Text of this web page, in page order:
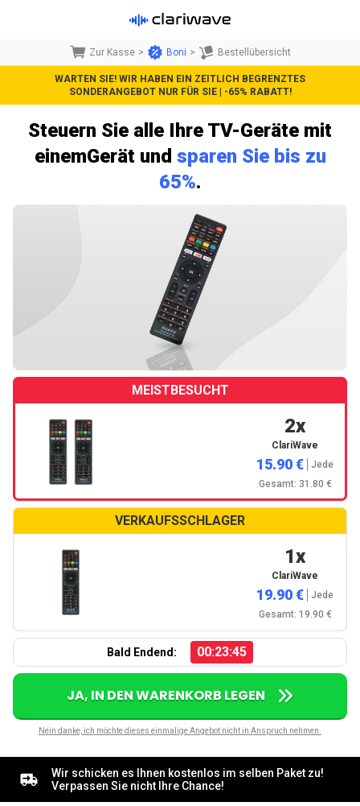
Zur Kasse > Boni > Bestellübersicht
WARTEN SIE! WIR HABEN EIN ZEITLICH BEGRENZTES
SONDERANGEBOT NUR FÜR SIE | -65% RABATT!
Steuern Sie alle Ihre TV-Geräte mit
einemGerät und sparen Sie bis zu
65%.
MEISTBESUCHT
2x
ClariWave
15.90 €
Jede
Gesamt: 31.80 €
VERKAUFSSCHLAGER
1x
ClariWave
19.90 €
Jede
Gesamt: 19.90 €
Bald Endend: 00:23:44
JA, IN DEN WARENKORB LEGEN
Nein danke, ich möchte dieses einmalige Angebot nicht in Anspruch nehmen.
Wir schicken es Ihnen kostenlos im selben Paket zu!
Verpassen Sie nicht Ihre Chance!